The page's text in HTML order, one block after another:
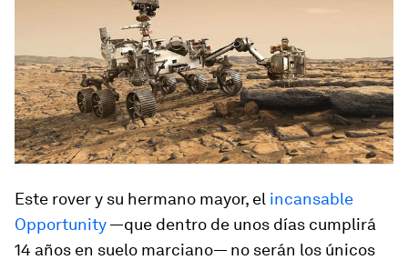
Este rovery su hermano mayor, el incansable
Opportunity—que dentro de unos días cumplirá
14 años en suelo marciano— no serán los únicos